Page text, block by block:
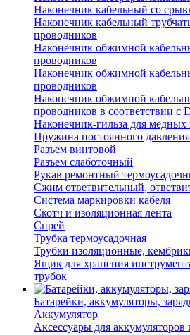
Наконечник кабельный со
Наконечник кабельный
проводников
Наконечник обжимной
проводников
Наконечник обжимной
проводников
Наконечник обжимной
проводников в соответствии с
Наконечник-гильза для медных
Пружина постоянного давления
Разъем винтовой
Разъем слаботочный
Рукав ремонтный
Сжим ответвительный,
Система маркировки кабеля
Скотч и изоляционная лента
Спрей
Трубка термоусадочная
Трубки изоляционные,
Ящик для хранения
трубок
Батарейки, аккумуляторы,
Аккумулятор
Аксессуары для аккумуляторов